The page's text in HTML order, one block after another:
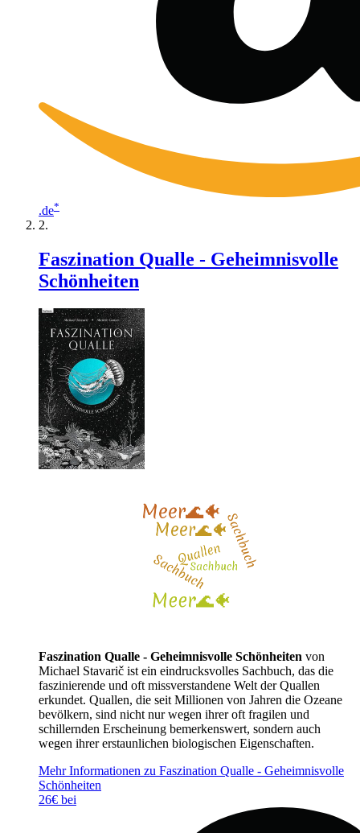
.de*
Faszination Qualle - Geheimnisvolle
Schönheiten
Faszination Qualle - Geheimnisvolle Schönheiten von
Michael Stavarič ist ein eindrucksvolles Sachbuch, das die
faszinierende und oft missverstandene Welt der Quallen
erkundet. Quallen, die seit Millionen von Jahren die Ozeane
bevölkern, sind nicht nur wegen ihrer oft fragilen und
schillernden Erscheinung bemerkenswert, sondern auch
wegen ihrer erstaunlichen biologischen Eigenschaften.
Mehr Informationen zu Faszination Qualle - Geheimnisvolle
Schönheiten
26€ bei